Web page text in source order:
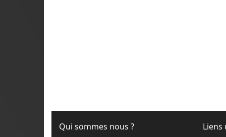
Qui sommes nous ? Liens